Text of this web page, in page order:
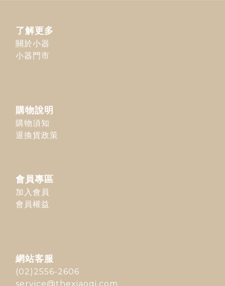
了解更多
關於小器
小器門市
購物說明
購物須知
退換貨政策
會員專區
加入會員
會員權益
網站客服
(02)2556-2606
service@thexiaoqi.com